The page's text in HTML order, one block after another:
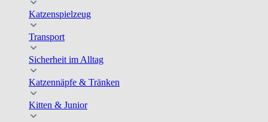
Katzenspielzeug
Transport
Sicherheit im Alltag
Katzennäpfe & Tränken
Kitten & Junior